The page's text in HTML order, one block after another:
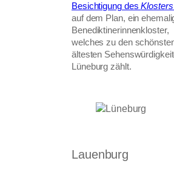
Besichtigung des
auf dem Plan, ein
Benediktinerinnenkloster,
welches zu den
ältesten
Lüneburg zählt.
Lauenburg